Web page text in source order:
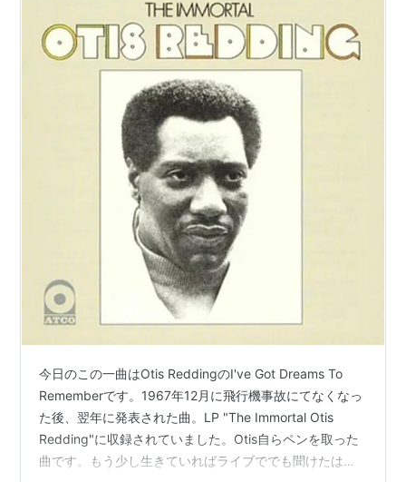
今日のこの一曲はOtis ReddingのI've Got Dreams To
Rememberです。1967年12月に飛行機事故にてなくなっ
た後、翌年に発表された曲。LP "The Immortal Otis
Redding"に収録されていました。Otis自らペンを取った
曲です。もう少し生きていればライブででも聞けたはず